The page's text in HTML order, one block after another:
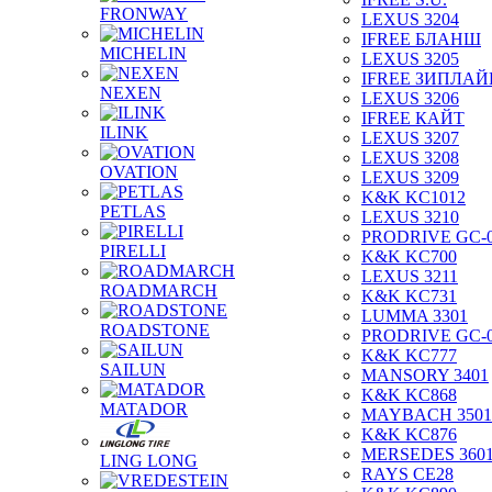
FRONWAY
MICHELIN
NEXEN
ILINK
OVATION
PETLAS
PIRELLI
ROADMARCH
ROADSTONE
SAILUN
MATADOR
LING LONG
LEXUS 3204
IFREE БЛАНШ
LEXUS 3205
IFREE
LEXUS 3206
IFREE КАЙТ
LEXUS 3207
LEXUS 3208
LEXUS 3209
K&K KC1012
LEXUS 3210
PRODRIVE GC-
K&K KC700
LEXUS 3211
K&K KC731
LUMMA 3301
PRODRIVE GC-
K&K KC777
MANSORY 3401
K&K KC868
MAYBACH 3501
K&K KC876
MERSEDES 3601
RAYS CE28